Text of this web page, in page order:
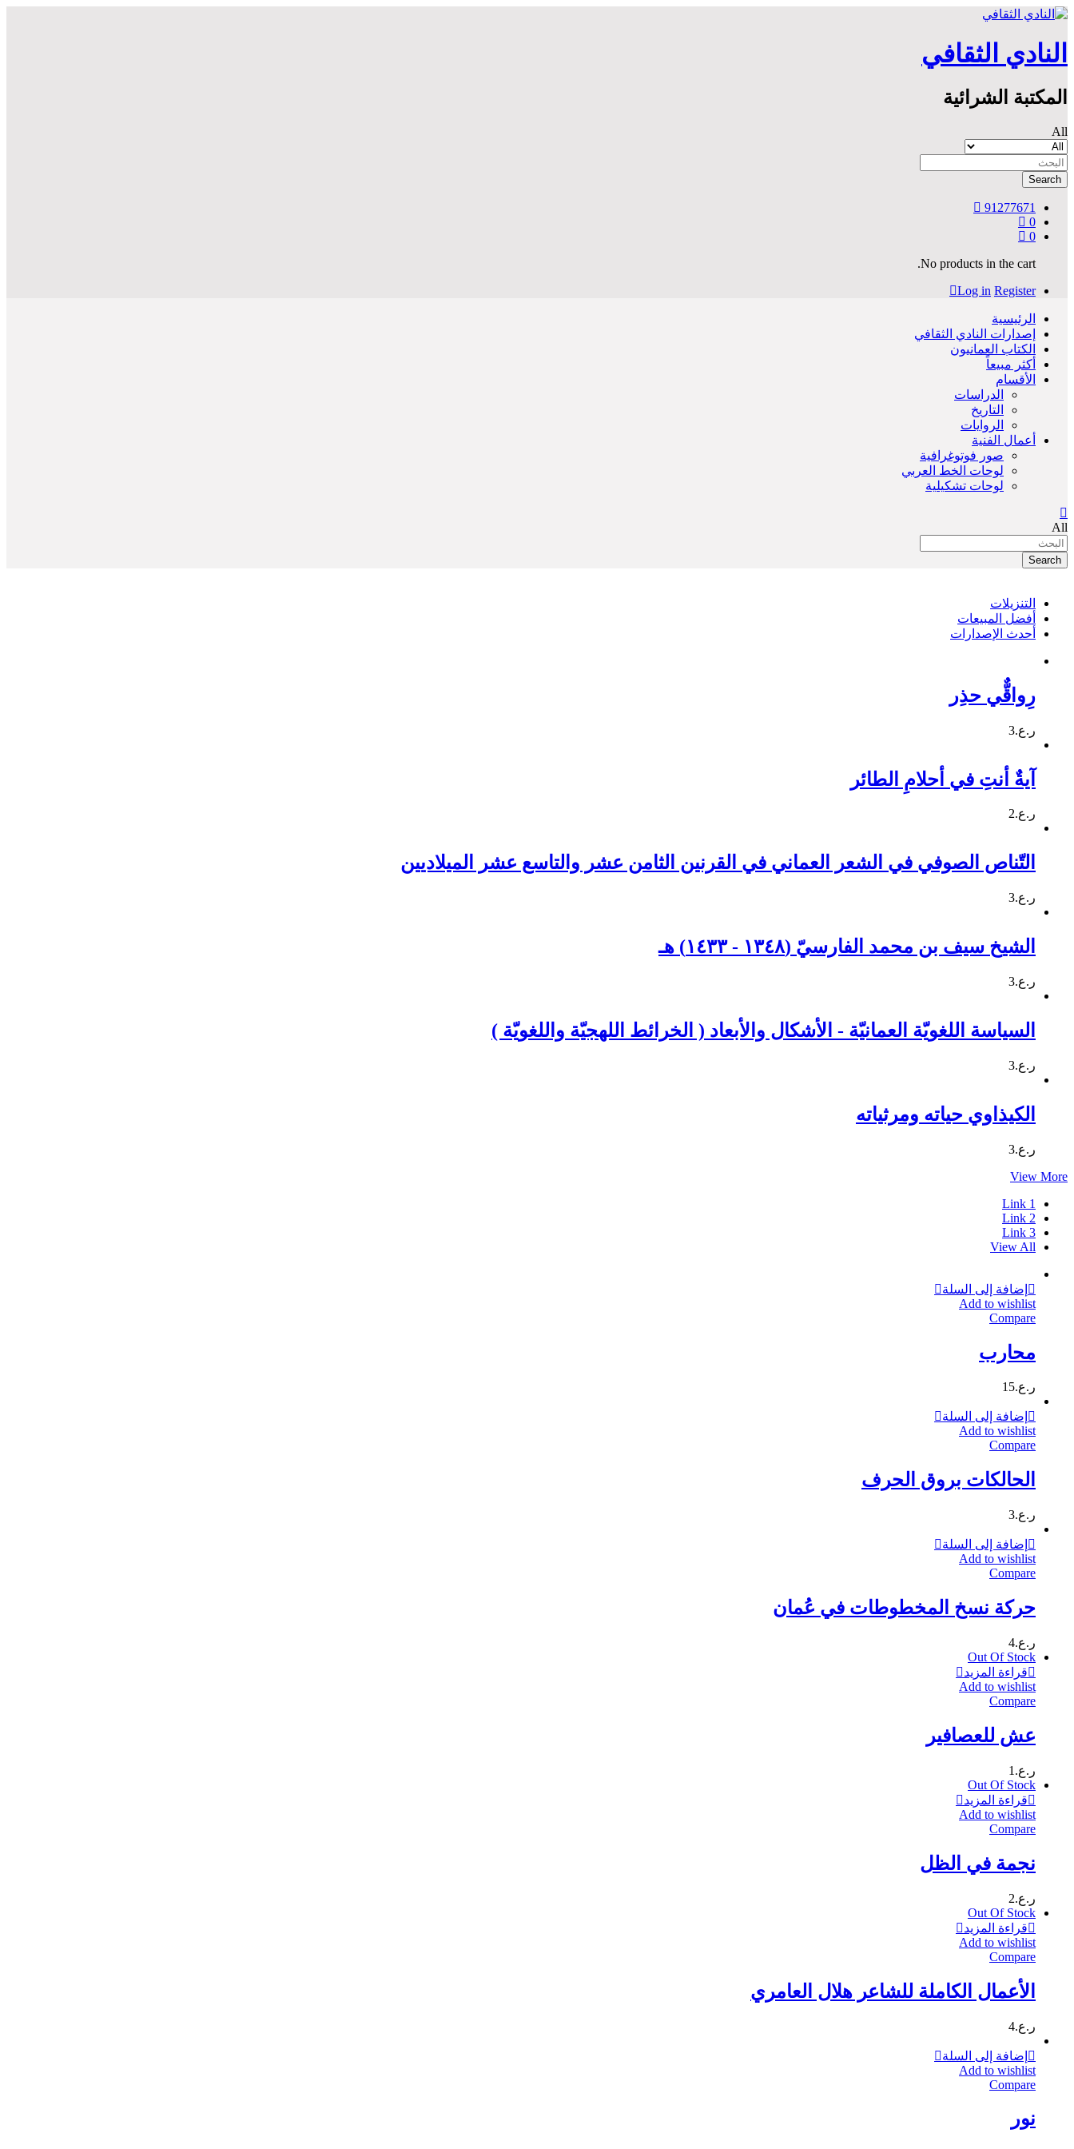
النادي الثقافي
المكتبة الشرائية
All
Search
91277671
0
0
No products in the cart.
Log in Register
الرئيسية
إصدارات النادي الثقافي
الكتاب العمانيون
أكثر مبيعاً
الأقسام
الدراسات
التاريخ
الروايات
أعمال الفنية
صور فوتوغرافية
لوحات الخط العربي
لوحات تشكيلية
All
Search
التنزيلات
أفضل المبيعات
أحدث الإصدارات
رِواقٌّي حذِر
ر.ع.3
آيةٌ أنتِ في أحلامِ الطائر
ر.ع.2
التّناص الصوفي في الشعر العماني في القرنين الثامن عشر والتاسع عشر الميلاديين
ر.ع.3
الشيخ سيف بن محمد الفارسيّ (١٣٤٨ - ١٤٣٣) هـ
ر.ع.3
السياسة اللغويّة العمانيّة - الأشكال والأبعاد ( الخرائط اللهجيّة واللغويّة )
ر.ع.3
الكيذاوي حياته ومرثياته
ر.ع.3
View More
Link 1
Link 2
Link 3
View All
إضافة إلى السلة
Add to wishlist
Compare
محارب
ر.ع.15
إضافة إلى السلة
Add to wishlist
Compare
الحالكات بروق الحرف
ر.ع.3
إضافة إلى السلة
Add to wishlist
Compare
حركة نسخ المخطوطات في عُمان
ر.ع.4
Out Of Stock
قراءة المزيد
Add to wishlist
Compare
عش للعصافير
ر.ع. 1
Out Of Stock
قراءة المزيد
Add to wishlist
Compare
نجمة في الظل
ر.ع.2
Out Of Stock
قراءة المزيد
Add to wishlist
Compare
الأعمال الكاملة للشاعر هلال العامري
ر.ع.4
إضافة إلى السلة
Add to wishlist
Compare
نور